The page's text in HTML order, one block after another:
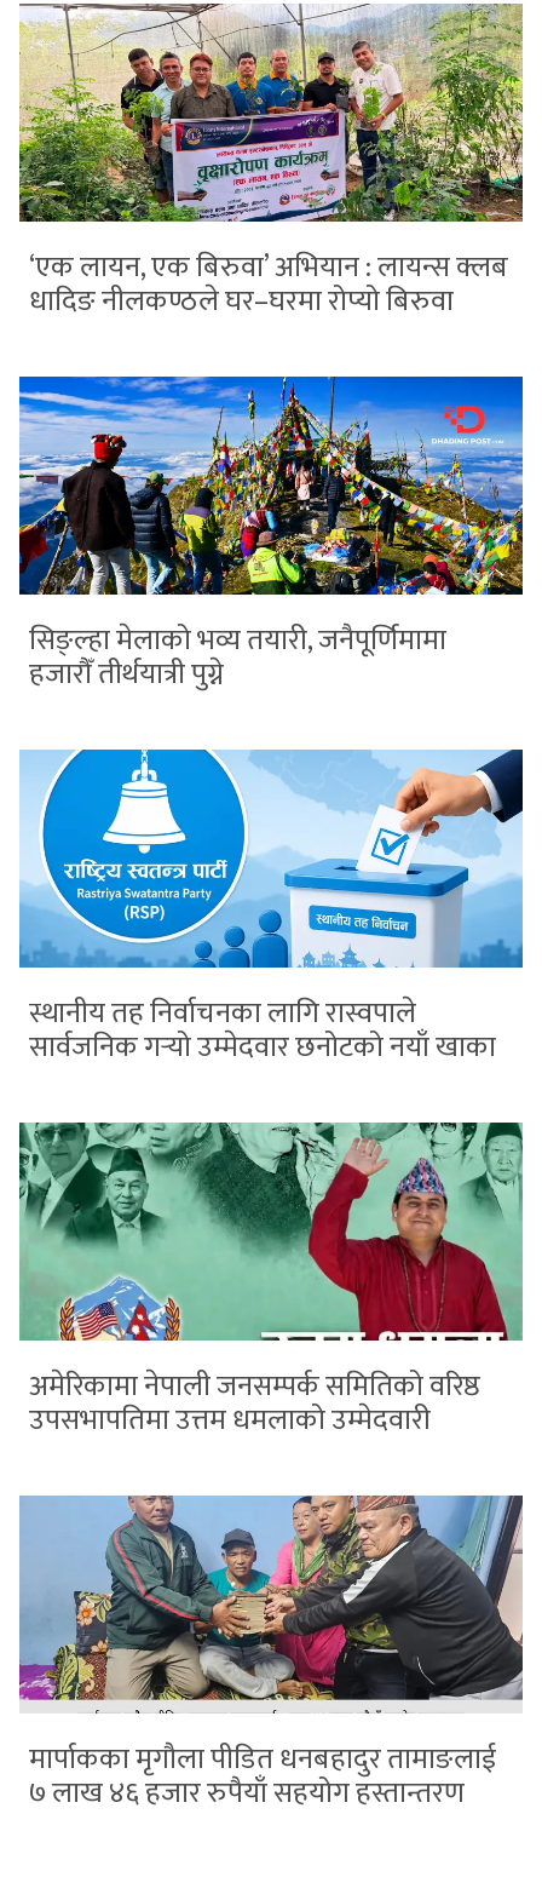
‘एक लायन, एक बिरुवा’ अभियान : लायन्स क्लब
धादिङ नीलकण्ठले घर–घरमा रोप्यो बिरुवा
सिङ्ल्हा मेलाको भव्य तयारी, जनैपूर्णिमामा
हजारौँ तीर्थयात्री पुग्ने
स्थानीय तह निर्वाचनका लागि रास्वपाले
सार्वजनिक गर्‍यो उम्मेदवार छनोटको नयाँ खाका
अमेरिकामा नेपाली जनसम्पर्क समितिको वरिष्ठ
उपसभापतिमा उत्तम धमलाको उम्मेदवारी
मार्पाकका मृगौला पीडित धनबहादुर तामाङलाई
७ लाख ४६ हजार रुपैयाँ सहयोग हस्तान्तरण